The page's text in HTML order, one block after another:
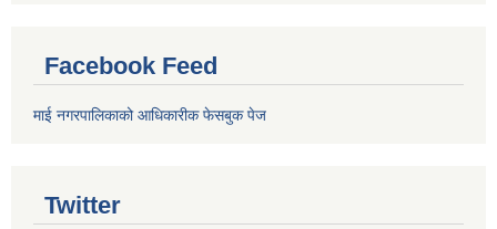
Facebook Feed
माई नगरपालिकाको आधिकारीक फेसबुक पेज
Twitter